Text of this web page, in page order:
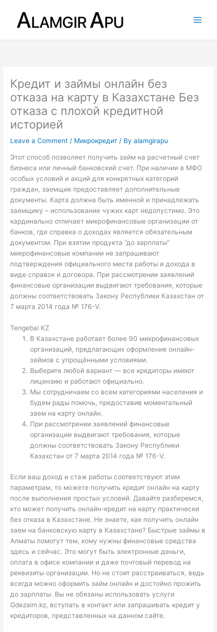
content
Кредит и займы онлайн без
отказа на карту в Казахстане Без
отказа с плохой кредитной
историей
Leave a Comment / Микрокредит / Byalamgirapu
Этот способ позволяет получить займ на расчетный счет
бизнеса или личный банковский счет. При наличии в МФО
особых условий и акций для конкретных категорий
граждан, заемщик предоставляет дополнительные
документы. Карта должна быть именной и принадлежать
заемщику – использование чужих карт недопустимо. Это
кардинально отличает микрофинансовые организации от
банков, где справка о доходах является обязательным
документом. При взятии продукта “до зарплаты”
микрофинансовые компании не запрашивают
подтверждения официального места работы и дохода в
виде справок и договора. При рассмотрении заявлений
финансовые организации выдвигают требования, которые
должны соответствовать Закону Республики Казахстан от
7 марта 2014 года № 176-V.
Tengebai KZ
В Казахстане работает более 90 микрофинансовых
организаций, предлагающих оформление онлайн-
займов с упрощёнными условиями.
Выберите любой вариант — все кредиторы имеют
лицензию и работают официально.
Мы сотрудничаем со всем категориями населения и
будем рады помочь, предоставив моментальный
заем на карту онлайн.
При рассмотрении заявлений финансовые
организации выдвигают требования, которые
должны соответствовать Закону Республики
Казахстан от 7 марта 2014 года № 176-V.
Если ваш доход и стаж работы соответствуют этим
параметрам, то можете получить кредит онлайн на карту
после выполнения простых условий. Давайте разберемся,
кто может получить онлайн-кредит на карту практически
без отказа в Казахстане. Не знаете, как получить онлайн
заем на банковскую карту в Казахстане? Быстрые займы в
Алматы помогут тем, кому нужны финансовые средства
здесь и сейчас. Это могут быть электронные деньги,
оплата в офисе компании и даже почтовый перевод на
реквизиты организации. Но не стоит расстраиваться, ведь
всегда можно оформить займ онлайн и достойно прожить
до зарплаты. Вы не обязаны использовать услуги
Gdezaim.kz, вступать в контакт или запрашивать кредит у
кредиторов, представленных на данном сайте.